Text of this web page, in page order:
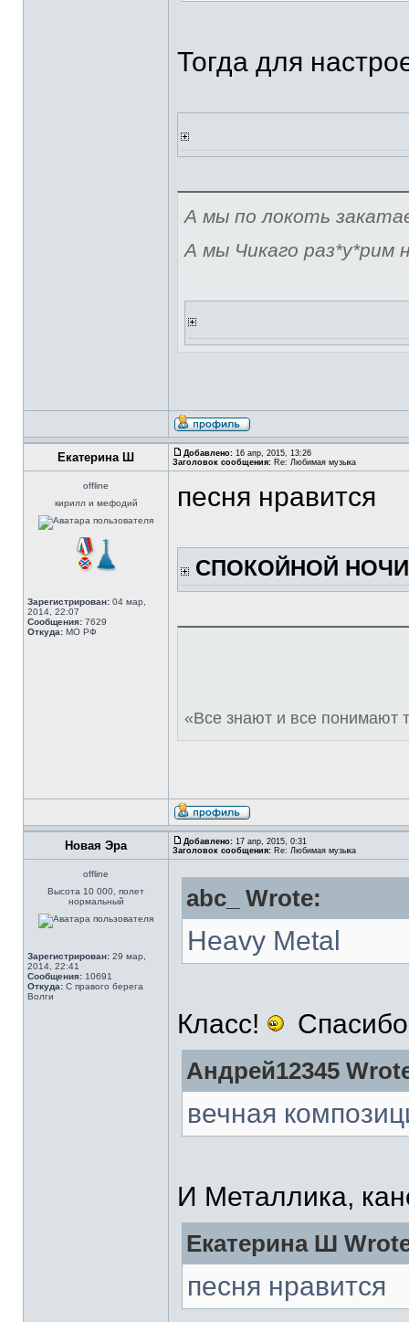
Тогда для
А мы по локоть
А мы Чикаго раз*у*рим
Екатерина Ш Добавлено: 16 апр, 2015, 13:26
Заголовок сообщения: Re: Любимая музыка
offline
кирилл и мефодий
Зарегистрирован: 04 мар,
2014, 22:07
Сообщения: 7629
Откуда: МО РФ
песня нравится
СПОКОЙНОЙ
«Все знают и все понимают
Новая Эра Добавлено: 17 апр, 2015, 0:31
Заголовок сообщения: Re: Любимая музыка
offline
Высота 10 000, полет
нормальный
Зарегистрирован: 29 мар,
2014, 22:41
Сообщения: 10691
Откуда: С правого берега
Волги
abc_ Wrote:
Heavy Metal
Класс!
Андрей12345
вечная
И Металлика,
Екатерина Ш
песня нравится